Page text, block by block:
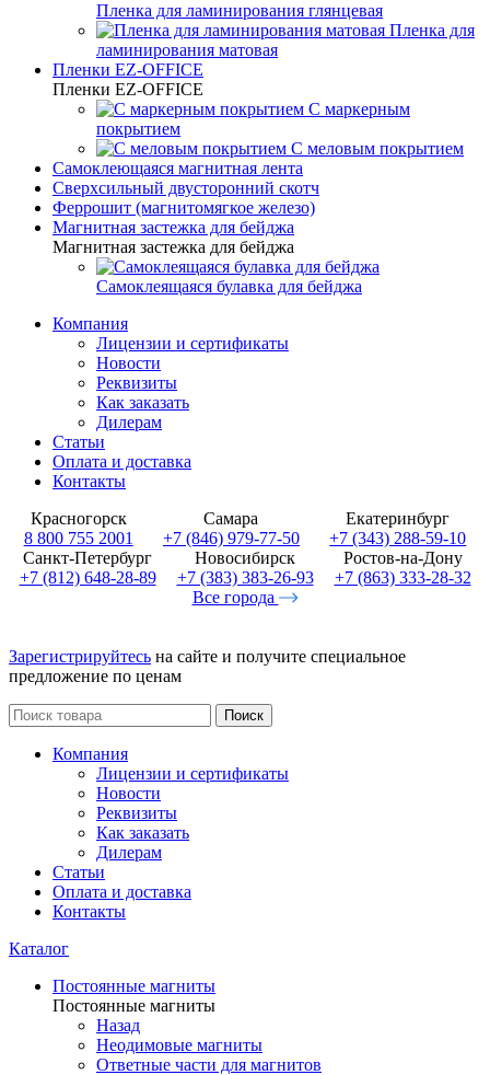
Пленка для ламинирования глянцевая
Пленка для
ламинирования матовая
Пленки EZ-OFFICE
Пленки EZ-OFFICE
С маркерным
покрытием
С меловым покрытием
Самоклеющаяся магнитная лента
Сверхсильный двусторонний скотч
Феррошит (магнитомягкое железо)
Магнитная застежка для бейджа
Магнитная застежка для бейджа
Самоклеящаяся булавка для бейджа
Компания
Лицензии и сертификаты
Новости
Реквизиты
Как заказать
Дилерам
Статьи
Оплата и доставка
Контакты
Красногорск
8 800 755 2001
Самара
+7 (846) 979-77-50
Екатеринбург
+7 (343) 288-59-10
Санкт-Петербург
+7 (812) 648-28-89
Новосибирск
+7 (383) 383-26-93
Ростов-на-Дону
+7 (863) 333-28-32
Все города
Зарегистрируйтесь на сайте и получите специальное
предложение по ценам
Поиск
Компания
Лицензии и сертификаты
Новости
Реквизиты
Как заказать
Дилерам
Статьи
Оплата и доставка
Контакты
Каталог
Постоянные магниты
Постоянные магниты
Назад
Неодимовые магниты
Ответные части для магнитов